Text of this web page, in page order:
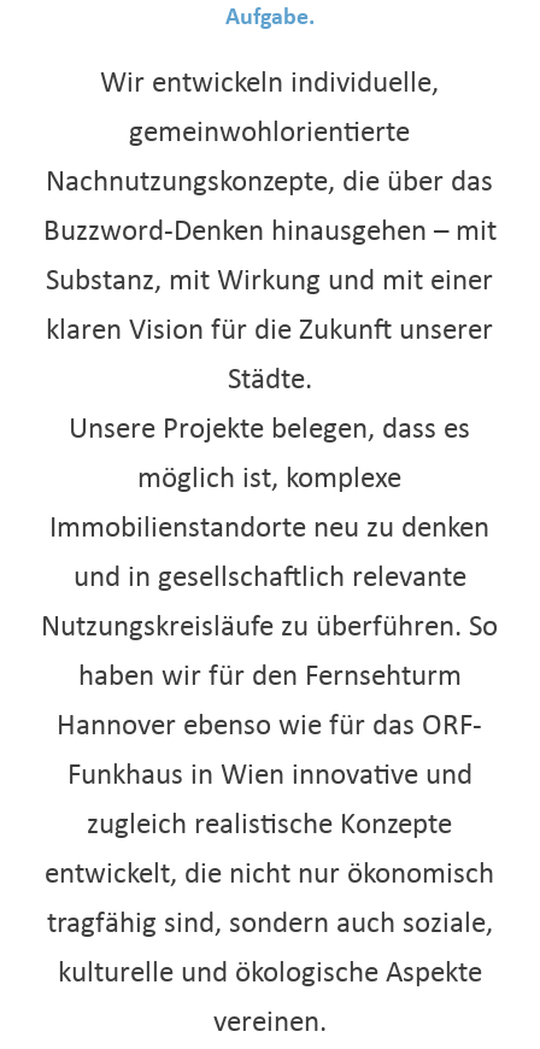
Aufgabe.
Wir entwickeln individuelle,
gemeinwohlorientierte
Nachnutzungskonzepte, die über das
Buzzword-Denken hinausgehen – mit
Substanz, mit Wirkung und mit einer
klaren Vision für die Zukunft unserer
Städte.
Unsere Projekte belegen, dass es
möglich ist, komplexe
Immobilienstandorte neu zu denken
und in gesellschaftlich relevante
Nutzungskreisläufe zu überführen. So
haben wir für den Fernsehturm
Hannover ebenso wie für das ORF-
Funkhaus in Wien innovative und
zugleich realistische Konzepte
entwickelt, die nicht nur ökonomisch
tragfähig sind, sondern auch soziale,
kulturelle und ökologische Aspekte
vereinen.